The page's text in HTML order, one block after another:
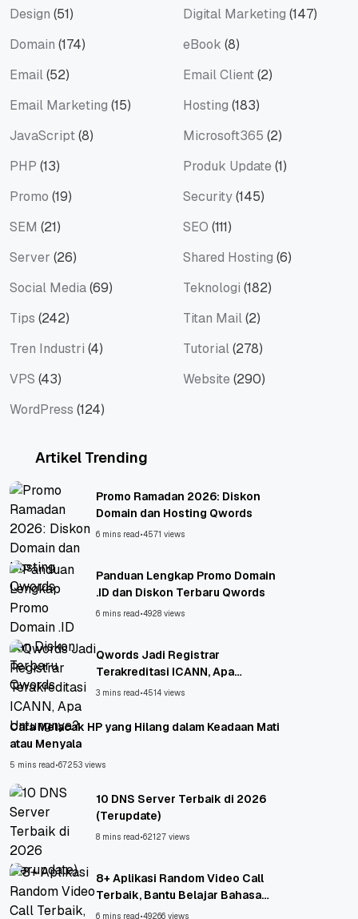
Design (51) Digital Marketing (147)
Domain (174) eBook (8)
Email(52) Email Client(2)
Email Marketing (15) Hosting (183)
JavaScript(8) Microsoft365 (2)
PHP (13) Produk Update (1)
Promo (19) Security(145)
SEM (21) SEO (111)
Server (26) Shared Hosting (6)
Social Media(69) Teknologi (182)
Tips (242) Titan Mail(2)
Tren Industri (4) Tutorial(278)
VPS (43) Website (290)
WordPress (124)
Artikel Trending
Promo Ramadan 2026: Diskon
Domain dan Hosting Qwords
6 mins read•4571 views
Panduan Lengkap Promo Domain
.ID dan Diskon Terbaru Qwords
6 mins read•4928 views
Qwords Jadi Registrar
Terakreditasi ICANN, Apa
Untungnya?
3 mins read•4514 views
Cara Melacak HP yang Hilang dalam Keadaan Mati
atau Menyala
5 mins read•67253 views
10 DNS Server Terbaik di 2026
(Terupdate)
8 mins read•62127 views
8+ Aplikasi Random Video Call
Terbaik, Bantu Belajar Bahasa
Asing!
6 mins read•49266 views